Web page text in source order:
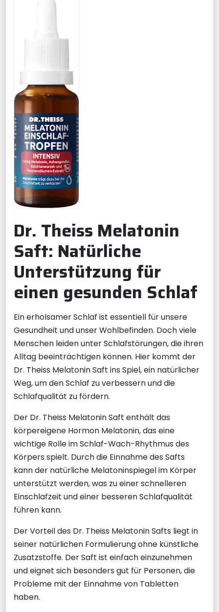
Dr. Theiss Melatonin
Saft: Natürliche
Unterstützung für
einen gesunden Schlaf
Ein erholsamer Schlaf ist essentiell für unsere
Gesundheit und unser Wohlbefinden. Doch viele
Menschen leiden unter Schlafstörungen, die ihren
Alltag beeinträchtigen können. Hier kommt der
Dr. Theiss Melatonin Saft ins Spiel, ein natürlicher
Weg, um den Schlaf zu verbessern und die
Schlafqualität zu fördern.
Der Dr. Theiss Melatonin Saft enthält das
körpereigene Hormon Melatonin, das eine
wichtige Rolle im Schlaf-Wach-Rhythmus des
Körpers spielt. Durch die Einnahme des Safts
kann der natürliche Melatoninspiegel im Körper
unterstützt werden, was zu einer schnelleren
Einschlafzeit und einer besseren Schlafqualität
führen kann.
Der Vorteil des Dr. Theiss Melatonin Safts liegt in
seiner natürlichen Formulierung ohne künstliche
Zusatzstoffe. Der Saft ist einfach einzunehmen
und eignet sich besonders gut für Personen, die
Probleme mit der Einnahme von Tabletten
haben.